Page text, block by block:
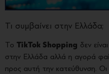
Τι συμβαίνει στην Ελλάδα;
Το TikTok Shopping δεν
στην Ελλάδα αλλά η αγορά
προς αυτή την κατεύθυνση. Οι